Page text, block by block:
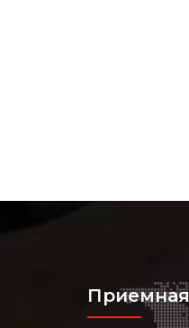
Приемная